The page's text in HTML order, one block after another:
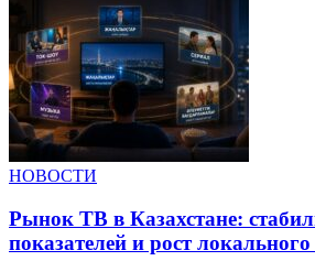
НОВОСТИ
Рынок ТВ в Казахстане:
показателей и рост